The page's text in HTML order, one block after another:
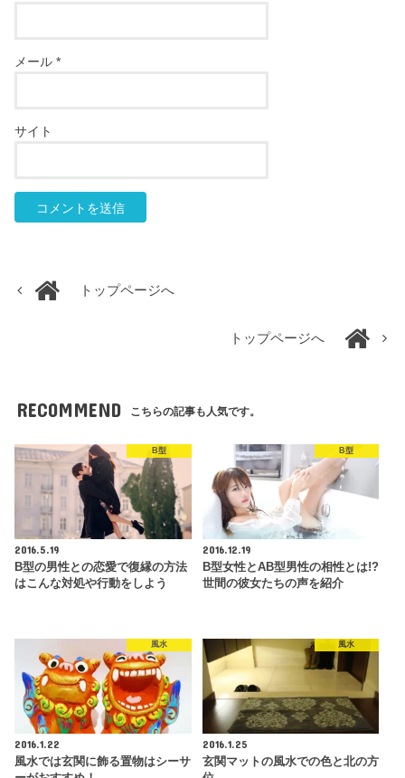
メール*
サイト
トップページへ
トップページへ
RECOMMEND こちらの記事も人気です。
B型
2016.5.19
B型の男性との恋愛で復縁の方法
はこんな対処や行動をしよう
B型
2016.12.19
B型女性とAB型男性の相性とは!?
世間の彼女たちの声を紹介
風水
2016.1.22
風水では玄関に飾る置物はシーサ
風水
2016.1.25
玄関マットの風水での色と北の方